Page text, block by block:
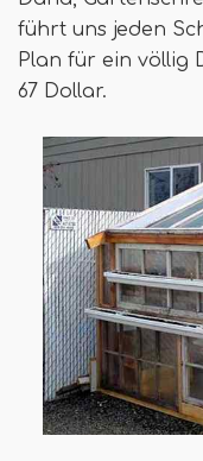
führt uns jeden
Plan für ein völlig
67 Dollar.